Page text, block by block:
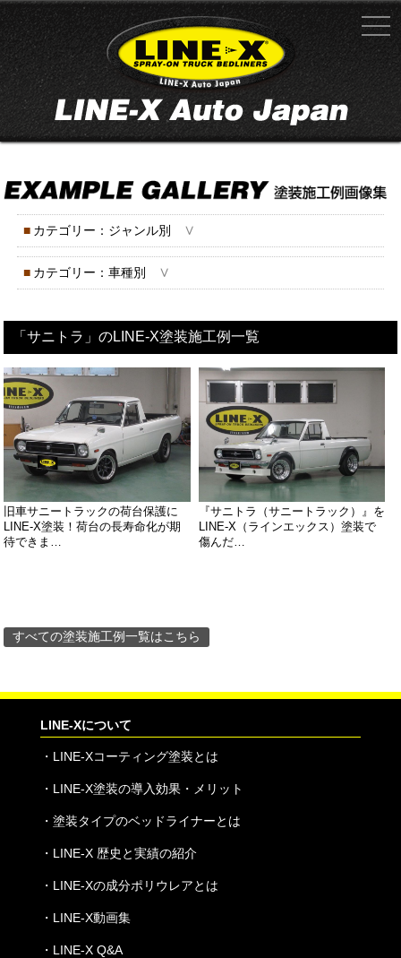
■ カテゴリー：ジャンル別 ∨
■ カテゴリー：車種別 ∨
「サニトラ」のLINE-X塗装施工例一覧
旧車サニートラックの荷台保護に
LINE-X塗装！荷台の長寿命化が期
待できま…
『サニトラ（サニートラック）』を
LINE-X（ラインエックス）塗装で
傷んだ…
すべての塗装施工例一覧はこちら
LINE-Xについて
・ LINE-Xコーティング塗装とは
・ LINE-X塗装の導入効果・メリット
・ 塗装タイプのベッドライナーとは
・ LINE-X 歴史と実績の紹介
・ LINE-Xの成分ポリウレアとは
・ LINE-X動画集
・ LINE-X Q&A